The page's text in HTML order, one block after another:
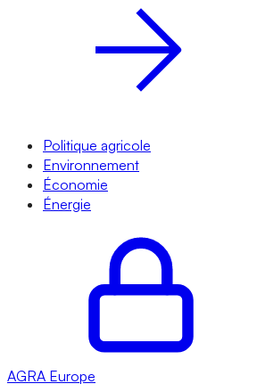
Politique agricole
Environnement
Économie
Énergie
AGRA Europe